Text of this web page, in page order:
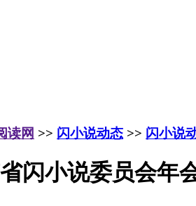
读网 >> 闪小说动态 >> 闪小说
闪小说委员会年